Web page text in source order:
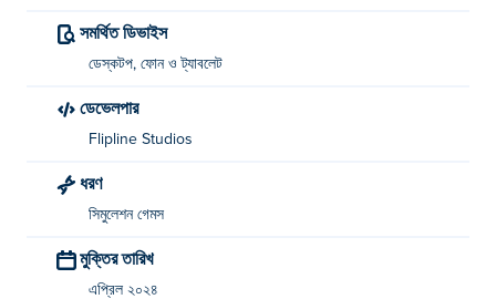
সমর্থিত ডিভাইস
ডেস্কটপ, ফোন ও ট্যাবলেট
ডেভেলপার
Flipline Studios
ধরণ
সিমুলেশন গেমস
মুক্তির তারিখ
এপ্রিল ২০২৪